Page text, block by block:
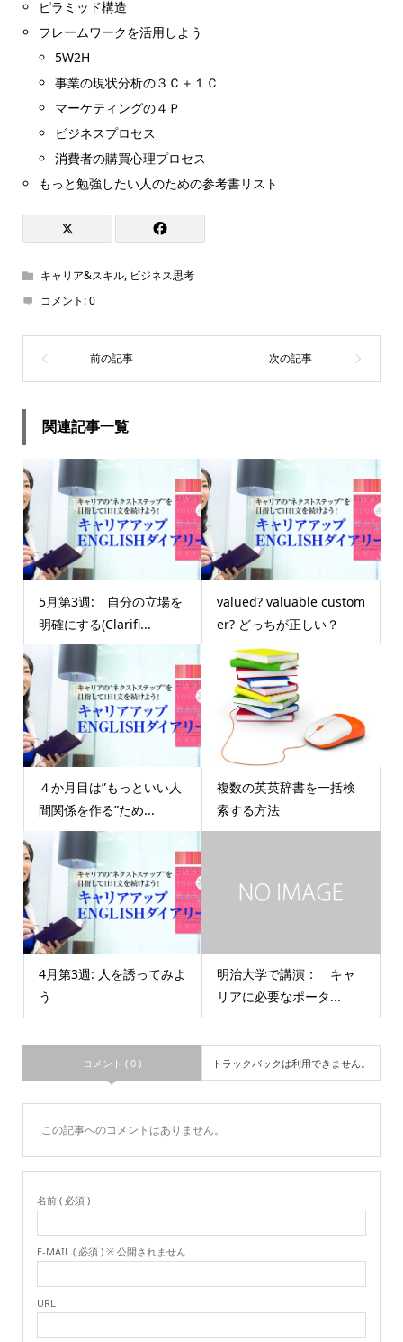
ピラミッド構造
フレームワークを活用しよう
5W2H
事業の現状分析の３Ｃ＋１Ｃ
マーケティングの４Ｐ
ビジネスプロセス
消費者の購買心理プロセス
もっと勉強したい人のための参考書リスト
キャリア&スキル, ビジネス思考
コメント:0
関連記事一覧
5月第3週: 自分の立場を
明確にする(Clarifi...
valued? valuable custom
er? どっちが正しい？
４か月目は”もっといい人
間関係を作る”ため...
複数の英英辞書を一括検
索する方法
4月第3週: 人を誘ってみよ
う
明治大学で講演： キャ
リアに必要なポータ...
コメント ( 0 ) トラックバックは利用できません。
この記事へのコメントはありません。
名前 ( 必須 )
E-MAIL ( 必須 ) ※ 公開されません
URL